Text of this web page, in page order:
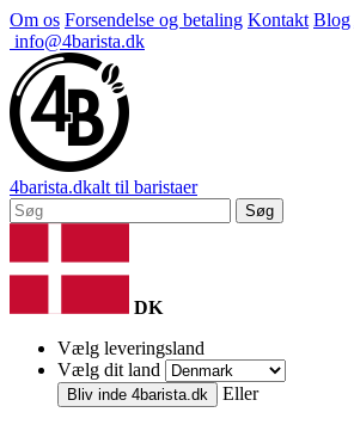
Om os Forsendelse og betaling Kontakt Blog
info@4barista.dk
4barista.dkalt til baristaer
Søg
DK
Vælg leveringsland
Vælg dit land
Bliv inde 4barista.dk Eller